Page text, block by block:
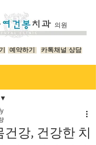
의원
예약하기 카톡채널 상담
강, 건강한 치